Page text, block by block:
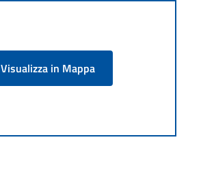
Visualizza in Mappa